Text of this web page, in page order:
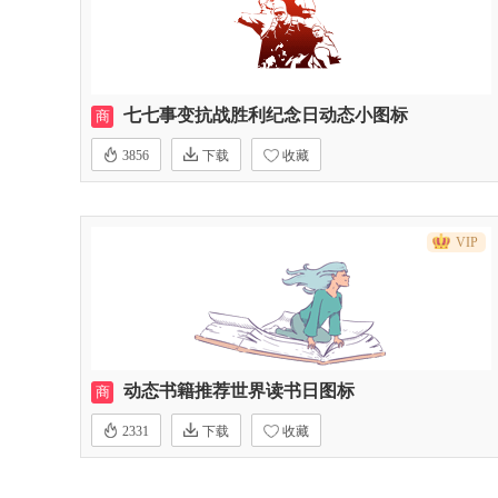
商 七七事变抗战胜利纪念日动态小图标
3856 下载 收藏
VIP
商 动态书籍推荐世界读书日图标
2331 下载 收藏